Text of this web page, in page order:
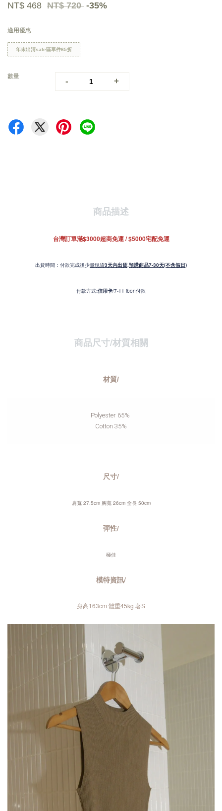
NT$ 468 NT$ 720 -35%
適用優惠
年末出清sale區單件65折
數量
- +
商品描述
台灣訂單滿$3000超商免運 / $5000宅配免運
出貨時間：付款完成後少量現貨3天內出貨.預購商品7-30天(不含假日)
付款方式:信用卡/7-11 ibon付款
商品尺寸/材質相關
材質/
Polyester 65%
Cotton 35%
尺寸/
肩寬 27.5cm 胸寬 26cm 全長 50cm
彈性/
極佳
模特資訊/
身高163cm 體重45kg 著S